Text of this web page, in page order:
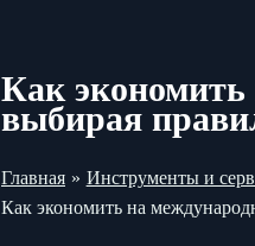
Как
выбирая
Главная
Инструменты и
Как экономить на